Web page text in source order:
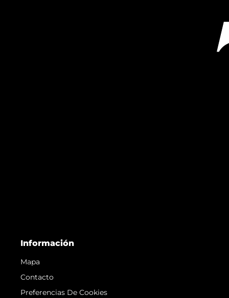
Información
Mapa
Contacto
Preferencias De Cookies